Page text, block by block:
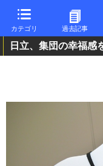
カテゴリ 過去記事
日立、集団の幸福感